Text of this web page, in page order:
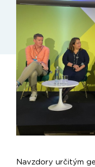
Navzdory určitým